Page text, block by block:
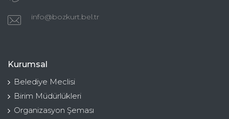
info@bozkurt.bel.tr
Kurumsal
Belediye Meclisi
Birim Müdürlükleri
Organizasyon Şeması